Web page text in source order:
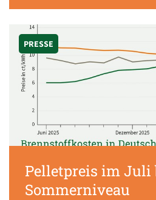
PRESSE
Pelletpreis im Juli
Sommerniveau